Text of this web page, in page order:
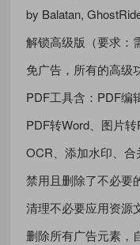
by Balatan,
解锁高级版（要求：
免广告，所有的高级
PDF工具含：PDF编
PDF转Word、图片
OCR、添加水印、
禁用且删除了不必要
清理不必要应用资源
删除所有广告元素，